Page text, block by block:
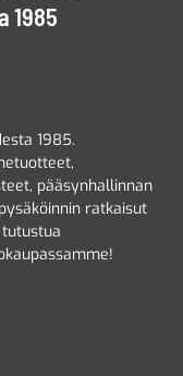
1985
1985.
pääsynhallinnan
ratkaisut